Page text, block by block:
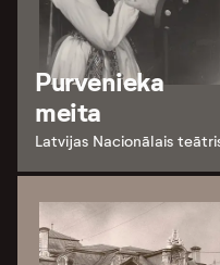
Purvenieka
meita
Latvijas Nacionālais